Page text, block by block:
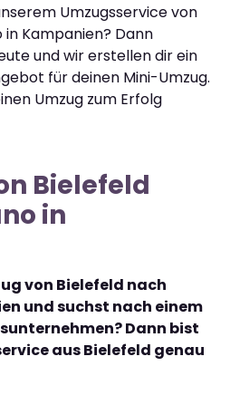
Umzugsservice von
in Kampanien? Dann
und wir erstellen dir ein
für deinen Mini-Umzug.
Umzug zum Erfolg
Bielefeld
in
von Bielefeld nach
und suchst nach einem
Dann bist
aus Bielefeld genau